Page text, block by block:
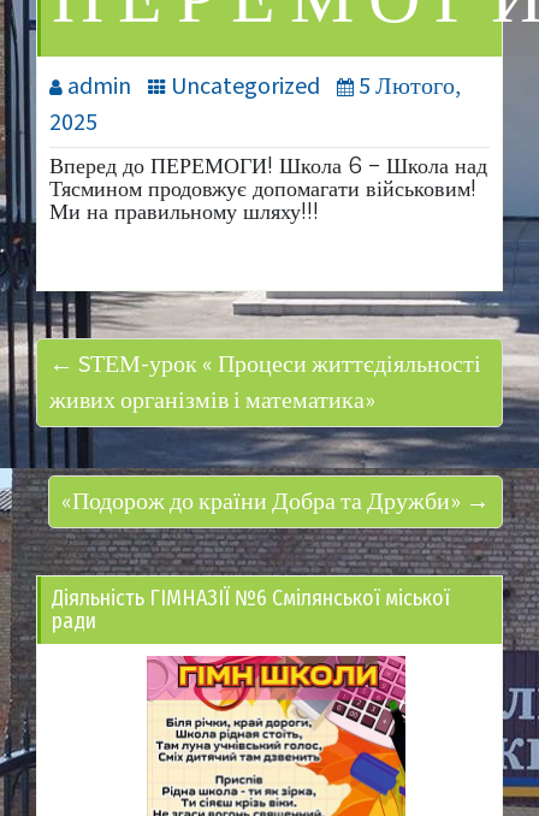
admin Uncategorized
5 Лютого,
2025
Вперед до ПЕРЕМОГИ! Школа 6 – Школа над
Тясмином продовжує допомагати військовим!
Ми на правильному шляху!!!
← SТЕМ-урок « Процеси життєдіяльності
живих організмів і математика»
«Подорож до країни Добра та Дружби» →
Діяльність ГІМНАЗІЇ №6 Смілянської міської
ради